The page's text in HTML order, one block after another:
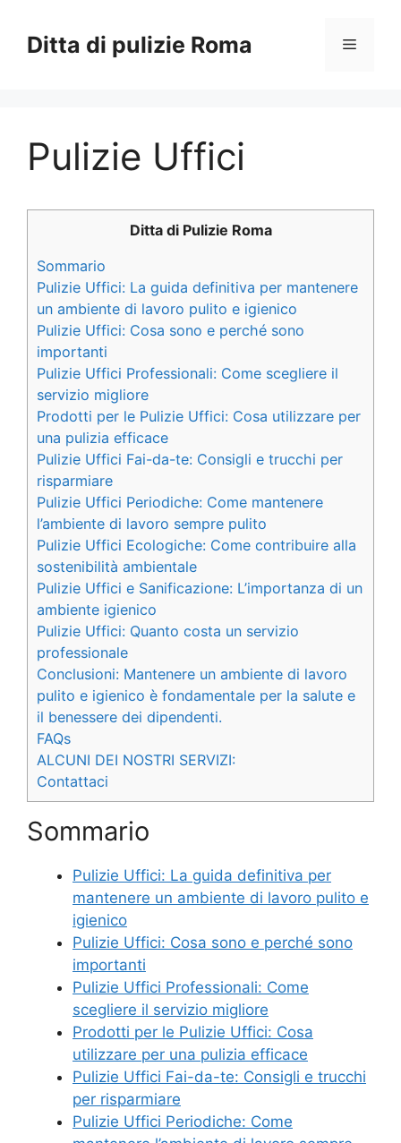
contenuto
Ditta di pulizie Roma Menu
Pulizie Uffici
Ditta di Pulizie Roma
Sommario
Pulizie Uffici: La guida definitiva per mantenere
un ambiente di lavoro pulito e igienico
Pulizie Uffici: Cosa sono e perché sono
importanti
Pulizie Uffici Professionali: Come scegliere il
servizio migliore
Prodotti per le Pulizie Uffici: Cosa utilizzare per
una pulizia efficace
Pulizie Uffici Fai-da-te: Consigli e trucchi per
risparmiare
Pulizie Uffici Periodiche: Come mantenere
l’ambiente di lavoro sempre pulito
Pulizie Uffici Ecologiche: Come contribuire alla
sostenibilità ambientale
Pulizie Uffici e Sanificazione: L’importanza di un
ambiente igienico
Pulizie Uffici: Quanto costa un servizio
professionale
Conclusioni: Mantenere un ambiente di lavoro
pulito e igienico è fondamentale per la salute e
il benessere dei dipendenti.
FAQs
ALCUNI DEI NOSTRI SERVIZI:
Contattaci
Sommario
Pulizie Uffici: La guida definitiva per
mantenere un ambiente di lavoro pulito e
igienico
Pulizie Uffici: Cosa sono e perché sono
importanti
Pulizie Uffici Professionali: Come
scegliere il servizio migliore
Prodotti per le Pulizie Uffici: Cosa
utilizzare per una pulizia efficace
Pulizie Uffici Fai-da-te: Consigli e trucchi
per risparmiare
Pulizie Uffici Periodiche: Come